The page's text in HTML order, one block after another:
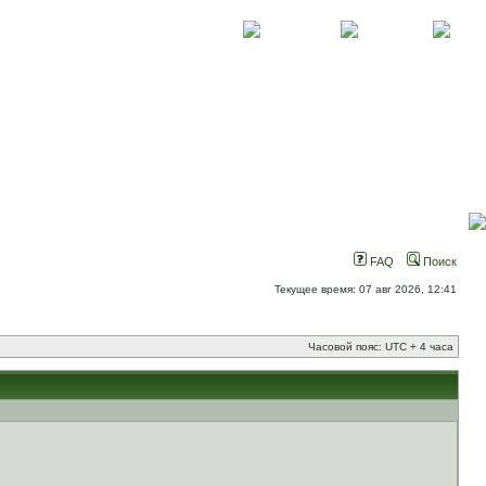
FAQ Поиск
Текущее время: 07 авг 2026, 12:41
Часовой пояс: UTC + 4 часа